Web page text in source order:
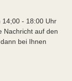
14;00 - 18:00 Uhr
Nachricht auf den
bei Ihnen